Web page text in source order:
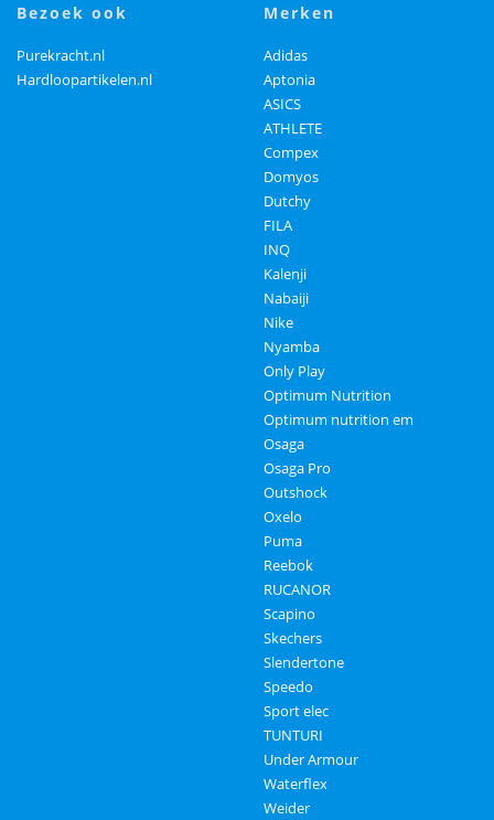
bezoek ook
Purekracht.nl
Hardloopartikelen.nl
merken
Adidas
Aptonia
ASICS
ATHLETE
Compex
Domyos
Dutchy
FILA
INQ
Kalenji
Nabaiji
Nike
Nyamba
Only Play
Optimum Nutrition
Optimum nutrition em
Osaga
Osaga Pro
Outshock
Oxelo
Puma
Reebok
RUCANOR
Scapino
Skechers
Slendertone
Speedo
Sport elec
TUNTURI
Under Armour
Waterflex
Weider